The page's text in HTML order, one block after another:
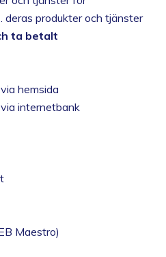
produkter och tjänster
ta betalt
hemsida
internetbank
Maestro)